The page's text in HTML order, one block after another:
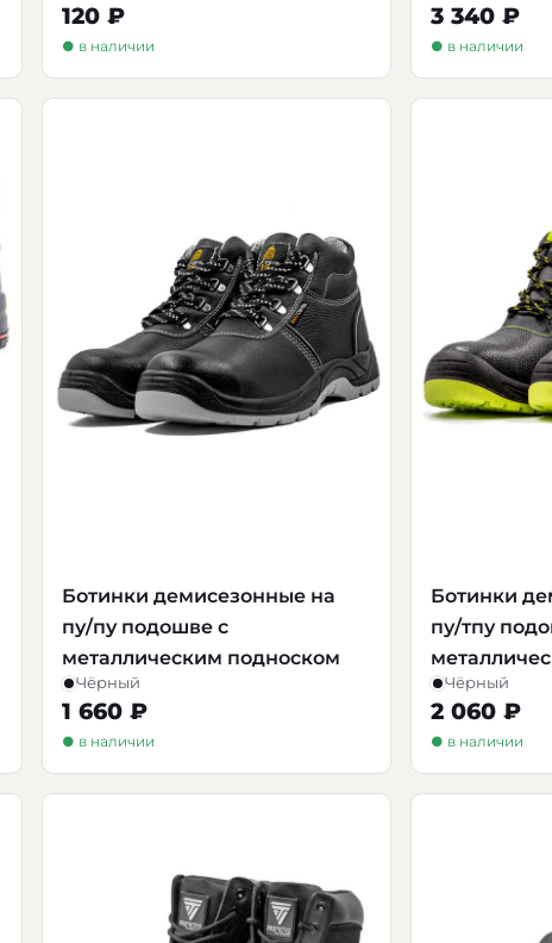
120 ₽
● в наличии
3 340 ₽
● в наличии
Ботинки демисезонные на
пу/пу подошве с
металлическим подноском
Чёрный
1 660 ₽
● в наличии
Ботинки
пу/тпу
Чёрный
2 060 ₽
● в наличии